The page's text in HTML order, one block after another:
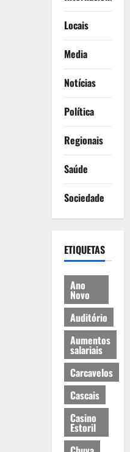
Locais
Media
Notícias
Política
Regionais
Saúde
Sociedade
ETIQUETAS
Ano
Novo
Auditório
Aumentos
salariais
Carcavelos
Cascais
Casino
Estoril